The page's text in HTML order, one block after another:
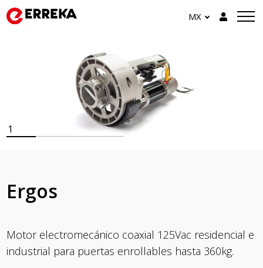
MX
Ergos
Motor electromecánico coaxial 125Vac residencial e
industrial para puertas enrollables hasta 360kg.
1